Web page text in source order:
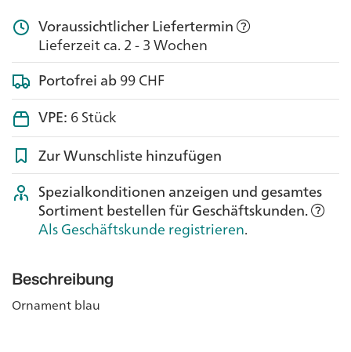
Voraussichtlicher Liefertermin
Lieferzeit ca. 2 - 3 Wochen
Portofrei ab99 CHF
VPE:6 Stück
Zur Wunschliste hinzufügen
Spezialkonditionen anzeigen und gesamtes
Sortiment bestellen für Geschäftskunden.
Als Geschäftskunde registrieren.
Beschreibung
Ornament blau